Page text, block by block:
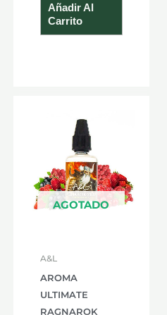
Añadir Al
Carrito
AGOTADO
A&L
AROMA
ULTIMATE
RAGNAROK